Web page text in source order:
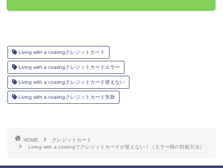
Living with a coatingクレジットカード
Living with a coatingクレジットカードエラー
Living with a coatingクレジットカード使えない
Living with a coatingクレジットカード失敗
HOME
クレジットカード
Living with a coatingでクレジットカードが使えない！（エラー時の対処方法）